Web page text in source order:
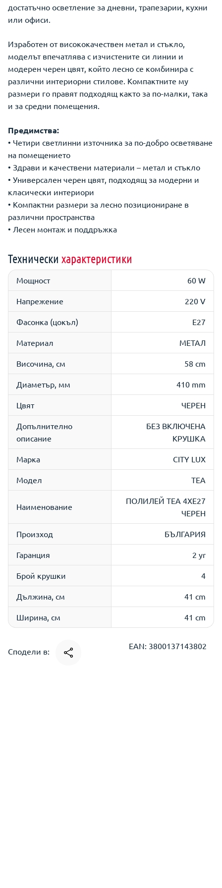
достатъчно осветление за дневни, трапезарии, кухни
или офиси.
Изработен от висококачествен метал и стъкло,
моделът впечатлява с изчистените си линии и
модерен черен цвят, който лесно се комбинира с
различни интериорни стилове. Компактните му
размери го правят подходящ както за по-малки, така
и за средни помещения.
Предимства:
• Четири светлинни източника за по-добро осветяване
на помещението
• Здрави и качествени материали – метал и стъкло
• Универсален черен цвят, подходящ за модерни и
класически интериори
• Компактни размери за лесно позициониране в
различни пространства
• Лесен монтаж и поддръжка
Технически характеристики
Мощност 60 W
Напрежение 220 V
Фасонка (цокъл) E27
Материал МЕТАЛ
Височина, см 58 cm
Диаметър, мм 410 mm
Цвят ЧЕРЕН
Допълнително
описание
БЕЗ ВКЛЮЧЕНА
КРУШКА
Марка CITY LUX
Модел ТЕА
Наименование
ПОЛИЛЕЙ ТЕА 4ХЕ27
ЧЕРЕН
Произход БЪЛГАРИЯ
Гаранция 2 yr
Брой крушки 4
Дължина, см 41 cm
Ширина, см 41 cm
Сподели в:
EAN: 3800137143802